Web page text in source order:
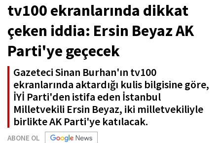
tv100 ekranlarında dikkat
çeken iddia: Ersin Beyaz AK
Parti'ye geçecek
Gazeteci Sinan Burhan'ın tv100
ekranlarında aktardığı kulis bilgisine göre,
İYİ Parti'den istifa eden İstanbul
Milletvekili Ersin Beyaz, iki milletvekiliyle
birlikte AK Parti'ye katılacak.
ABONE OL